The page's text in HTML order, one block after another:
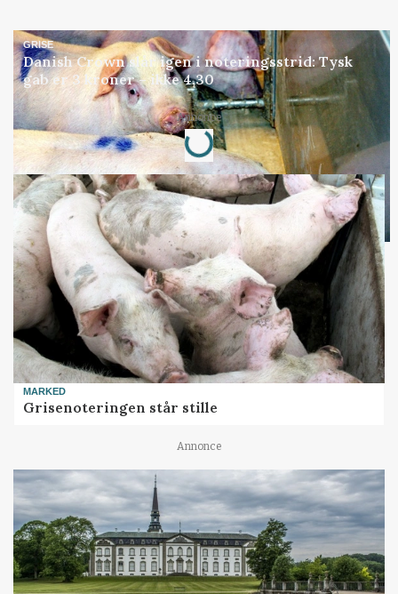
GRISE
Danish Crown slår igen i noteringsstrid: Tysk
gab er 3 kroner – ikke 4,30
Annonce
Loading...
MARKED
Grisenoteringen står stille
Annonce